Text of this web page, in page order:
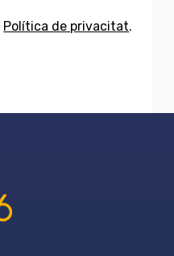
Política de privacitat.